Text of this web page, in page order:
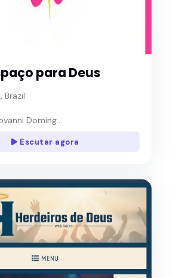
para Deus
Brazil
Doming...
Escutar agora